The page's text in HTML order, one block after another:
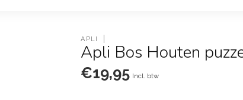
APLI
Apli Bos Houten
€19,95 Incl. btw